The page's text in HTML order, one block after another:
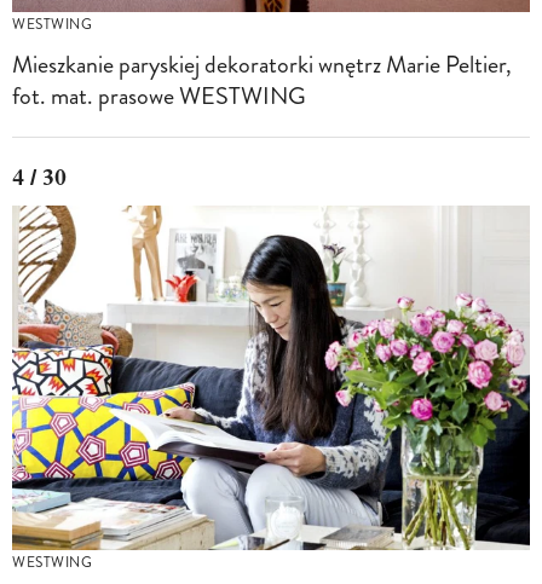
WESTWING
Mieszkanie paryskiej dekoratorki wnętrz Marie Peltier,
fot. mat. prasowe WESTWING
4 / 30
WESTWING